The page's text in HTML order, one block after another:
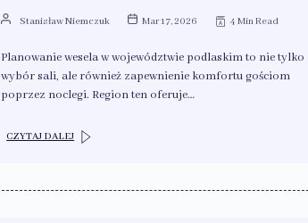
Stanisław Niemczuk Mar 17, 2026 4 Min Read
Planowanie wesela w województwie podlaskim to nie tylko
wybór sali, ale również zapewnienie komfortu gościom
poprzez noclegi. Region ten oferuje…
CZYTAJ DALEJ